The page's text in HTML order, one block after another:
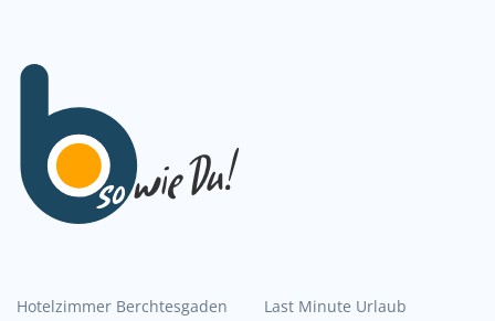
Hotelzimmer Berchtesgaden
Last Minute Urlaub